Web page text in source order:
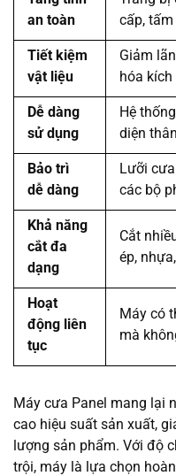
an toàn
cấp,
Tiết kiệm
vật liệu
Giảm
hóa
Dễ dàng
sử dụng
Hệ
diện
Bảo trì
dễ dàng
Lưỡi
các bộ
Khả năng
cắt đa
dạng
Cắt
ép,
Hoạt
động liên
tục
Máy có
mà
Máy cưa Panel mang lại
cao hiệu suất sản xuất,
lượng sản phẩm. Với độ
trội, máy là lựa chọn